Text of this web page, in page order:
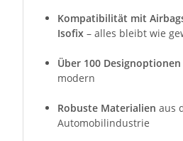
Kompatibilität mit
Isofix – alles bleibt wie
Über 100 Designoptionen
modern
Robuste Materialien aus
Automobilindustrie